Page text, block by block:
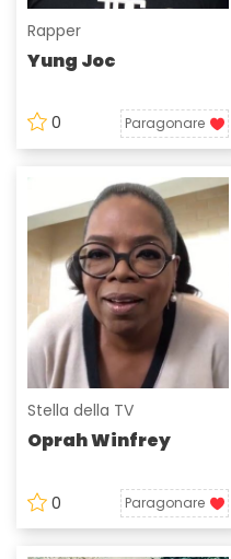
Rapper
Yung Joc
0 Paragonare
Stella della TV
Oprah Winfrey
0 Paragonare